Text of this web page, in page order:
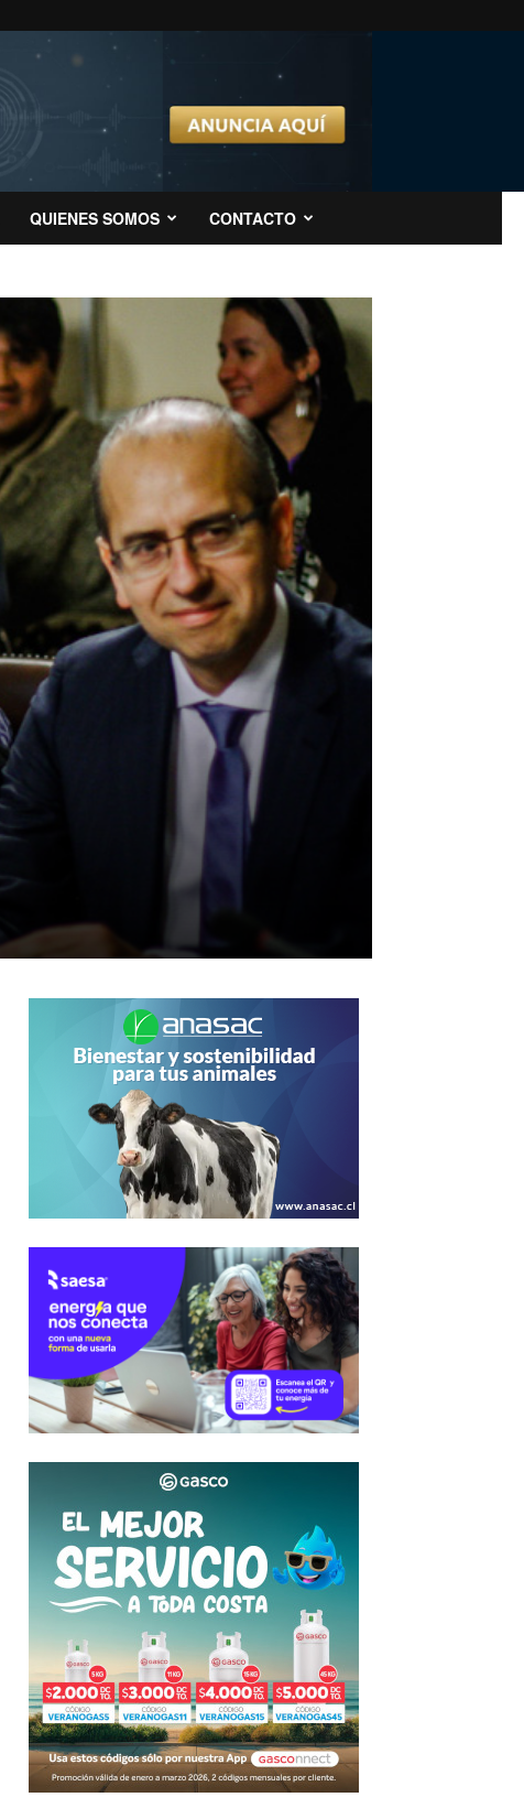
QUIENES SOMOS CONTACTO